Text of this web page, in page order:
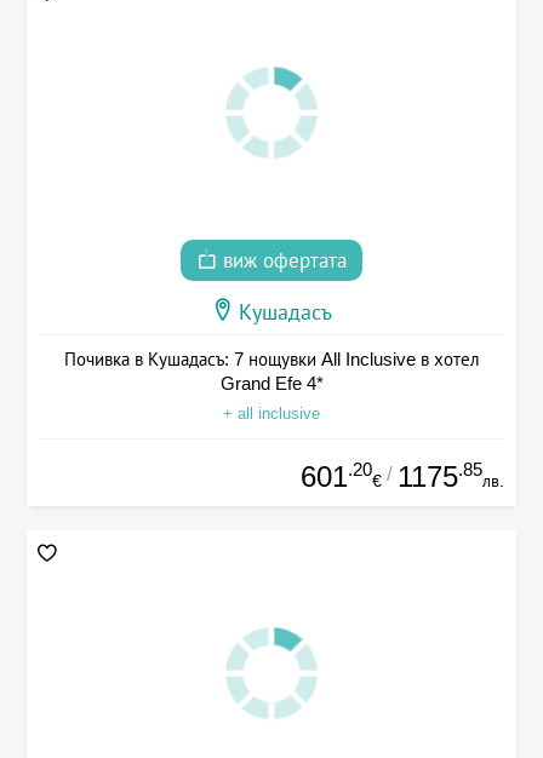
виж офертата
Кушадасъ
Почивка в Кушадасъ: 7 нощувки All Inclusive в хотел
Grand Efe 4*
+ all inclusive
601.20
€ / 1175.85
лв.